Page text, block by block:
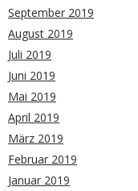
September 2019
August 2019
Juli 2019
Juni 2019
Mai 2019
April 2019
März 2019
Februar 2019
Januar 2019